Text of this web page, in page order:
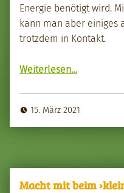
Energie benötigt wird.
kann man aber einiges
trotz­dem in Kon­takt.
Weit­er­lesen“Energie­ver­brauch bei Video-Calls senken”
…
15. März 2021
Macht mit beim